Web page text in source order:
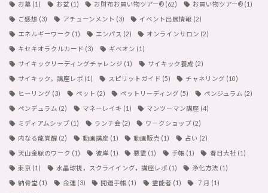
お墓 (1) お盆 (1) お財布お買い物ツアー®︎ (62) お買い物ツアー®︎(1)
ご感想 (3) アチューンメント (3) イベント出展情報 (2)
エネルギーワーク (1) エンパス (2) オンラインサロン (2)
キセキオラクルカード (3) ギベオン (1)
サイキックリーディングチャレンジ (1) サイキック養成 (2)
サイキック，講座レポ (1) スピリットガイド (5) チャネリング (10)
ヒーリング (3) ペット (2) ペットリーディング (5) ペンジュラム (2)
ペンデュラム (2) マネーレイキ (1) マンツーマン講座 (4)
ミディアムシップ (1) ランチ会 (2) ワークショップ (2)
内なる龍覚醒 (2) 動画講座 (1) 動画販売 (1) 占い (2)
天山金脈のワーク (1) 彼岸 (1) 悪霊 (1) 手帳 (1) 春日大社(1)
東京 (1) 水晶球視，スクライイング，講座レポ (1) 浄化方法 (1)
納骨堂 (1) 金運 (3) 開運手帳 (1) 霊能者 (1) ７月 (1)